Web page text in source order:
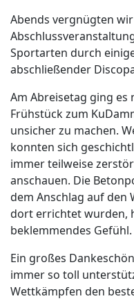
Abends vergnügten
Sportarten durch
abschließender
Am Abreisetag ging es
Frühstück zum
unsicher zu machen.
konnten sich
immer teilweise
anschauen. Die
dem Anschlag auf den
dort errichtet wurden,
beklemmendes Gefühl.
Ein großes
immer so toll
Wettkämpfen den